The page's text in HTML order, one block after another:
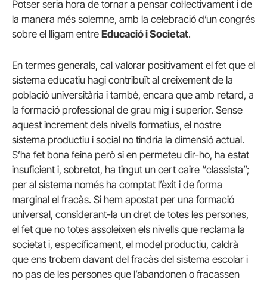
Potser seria hora de tornar a pensar col·lectivament i de
la manera més solemne, amb la celebració d’un congrés
sobre el lligam entre Educació i Societat.
En termes generals, cal valorar positivament el fet que el
sistema educatiu hagi contribuït al creixement de la
població universitària i també, encara que amb retard, a
la formació professional de grau mig i superior. Sense
aquest increment dels nivells formatius, el nostre
sistema productiu i social no tindria la dimensió actual.
S’ha fet bona feina però si en permeteu dir-ho, ha estat
insuficient i, sobretot, ha tingut un cert caire “classista”;
per al sistema només ha comptat l’èxit i de forma
marginal el fracàs. Si hem apostat per una formació
universal, considerant-la un dret de totes les persones,
el fet que no totes assoleixen els nivells que reclama la
societat i, específicament, el model productiu, caldrà
que ens trobem davant del fracàs del sistema escolar i
no pas de les persones que l’abandonen o fracassen